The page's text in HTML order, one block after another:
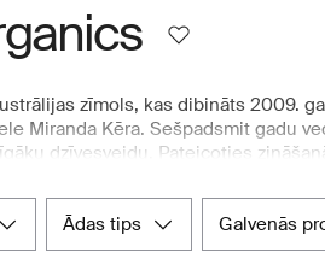
zīmols, kas dibināts 2009.
Miranda Kēra. Sešpadsmit gadu
dzīvesveidu. Pateicoties
Tas nodrošina augstvērtīgus
un veselīgu mirdzumu. Boozt.com
universālveikals garantē
ādas tips galvenās